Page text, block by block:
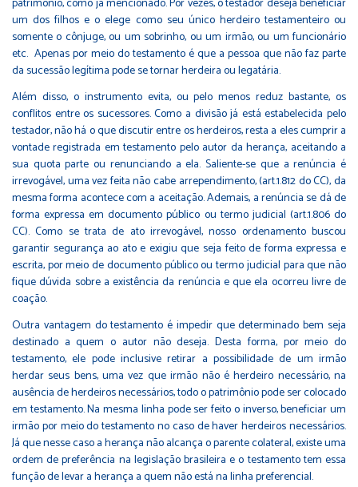
um dos filhos e o elege como seu único herdeiro testamenteiro ou
somente o cônjuge, ou um sobrinho, ou um irmão, ou um funcionário
etc. Apenas por meio do testamento é que a pessoa que não faz parte
da sucessão legítima pode se tornar herdeira ou legatária.
Além disso, o instrumento evita, ou pelo menos reduz bastante, os
conflitos entre os sucessores. Como a divisão já está estabelecida pelo
testador, não há o que discutir entre os herdeiros, resta a eles cumprir a
vontade registrada em testamento pelo autor da herança, aceitando a
sua quota parte ou renunciando a ela. Saliente-se que a renúncia é
irrevogável, uma vez feita não cabe arrependimento, (art.1.812 do CC), da
mesma forma acontece com a aceitação. Ademais, a renúncia se dá de
forma expressa em documento público ou termo judicial (art.1.806 do
CC). Como se trata de ato irrevogável, nosso ordenamento buscou
garantir segurança ao ato e exigiu que seja feito de forma expressa e
escrita, por meio de documento público ou termo judicial para que não
fique dúvida sobre a existência da renúncia e que ela ocorreu livre de
coação.
Outra vantagem do testamento é impedir que determinado bem seja
destinado a quem o autor não deseja. Desta forma, por meio do
testamento, ele pode inclusive retirar a possibilidade de um irmão
herdar seus bens, uma vez que irmão não é herdeiro necessário, na
ausência de herdeiros necessários, todo o patrimônio pode ser colocado
em testamento. Na mesma linha pode ser feito o inverso, beneficiar um
irmão por meio do testamento no caso de haver herdeiros necessários.
Já que nesse caso a herança não alcança o parente colateral, existe uma
ordem de preferência na legislação brasileira e o testamento tem essa
função de levar a herança a quem não está na linha preferencial.